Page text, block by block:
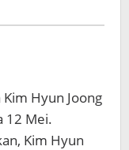
Hyun Joong
12 Mei.
Kim Hyun